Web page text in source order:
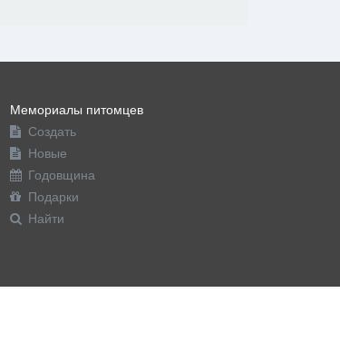
Мемориалы питомцев
Создать
Новые
Годовщина
Подарки
Найти